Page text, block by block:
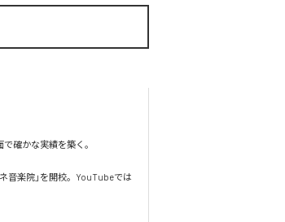
確かな実績を築く。
音楽院」を開校。YouTubeでは